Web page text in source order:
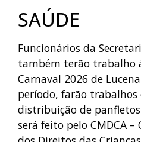
SAÚDE
Funcionários da
também terão trabalho
Carnaval 2026 de
período, farão trabalhos
distribuição de
será feito pelo CMDCA